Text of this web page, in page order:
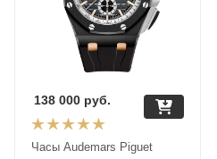
Часы Audemars Piguet
138 000 руб.